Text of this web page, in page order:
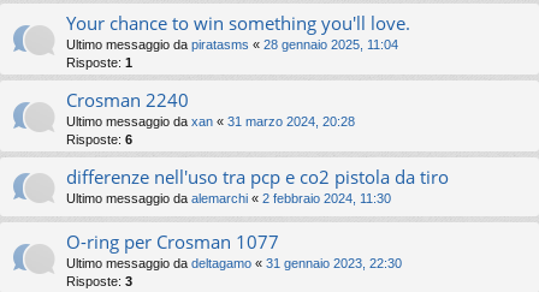
Your chance to win something you'll love.
Ultimo messaggio da piratasms « 28 gennaio 2025, 11:04
Risposte: 1
Crosman 2240
Ultimo messaggio da xan « 31 marzo 2024, 20:28
Risposte: 6
differenze nell'uso tra pcp e co2 pistola da tiro
Ultimo messaggio da alemarchi « 2 febbraio 2024, 11:30
O-ring per Crosman 1077
Ultimo messaggio da deltagamo « 31 gennaio 2023, 22:30
Risposte: 3